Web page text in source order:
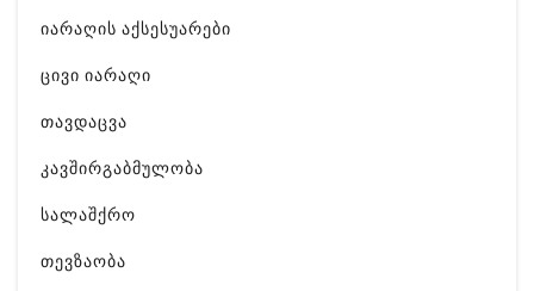
იარაღის აქსესუარები
ცივი იარაღი
თავდაცვა
კავშირგაბმულობა
სალაშქრო
თევზაობა